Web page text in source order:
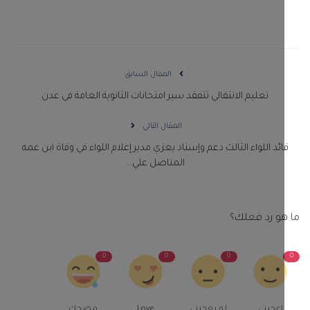
المقال السابق
تعليم الانتقالي تتفقد سير امتحانات الثانوية العامة في عدن
المقال التالي
اللواء الثالث دعم وإسناد يعزي مدير إعلام اللواء في وفاة ابن عمه
المناضل علي...
رد فعلك؟